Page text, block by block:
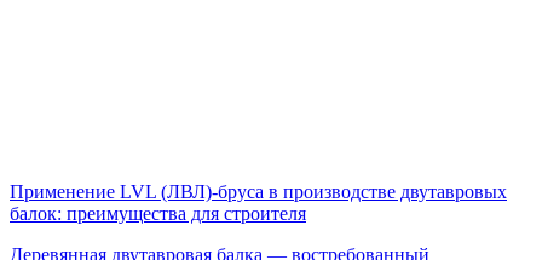
Применение LVL (ЛВЛ)-бруса в производстве двутавровых
балок: преимущества для строителя
Деревянная двутавровая балка — востребованный